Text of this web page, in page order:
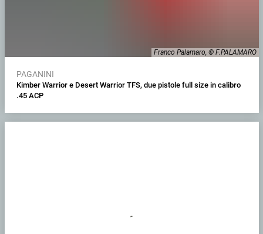
Franco Palamaro, © F.PALAMARO
PAGANINI
Kimber Warrior e Desert Warrior TFS, due pistole full size in calibro
.45 ACP